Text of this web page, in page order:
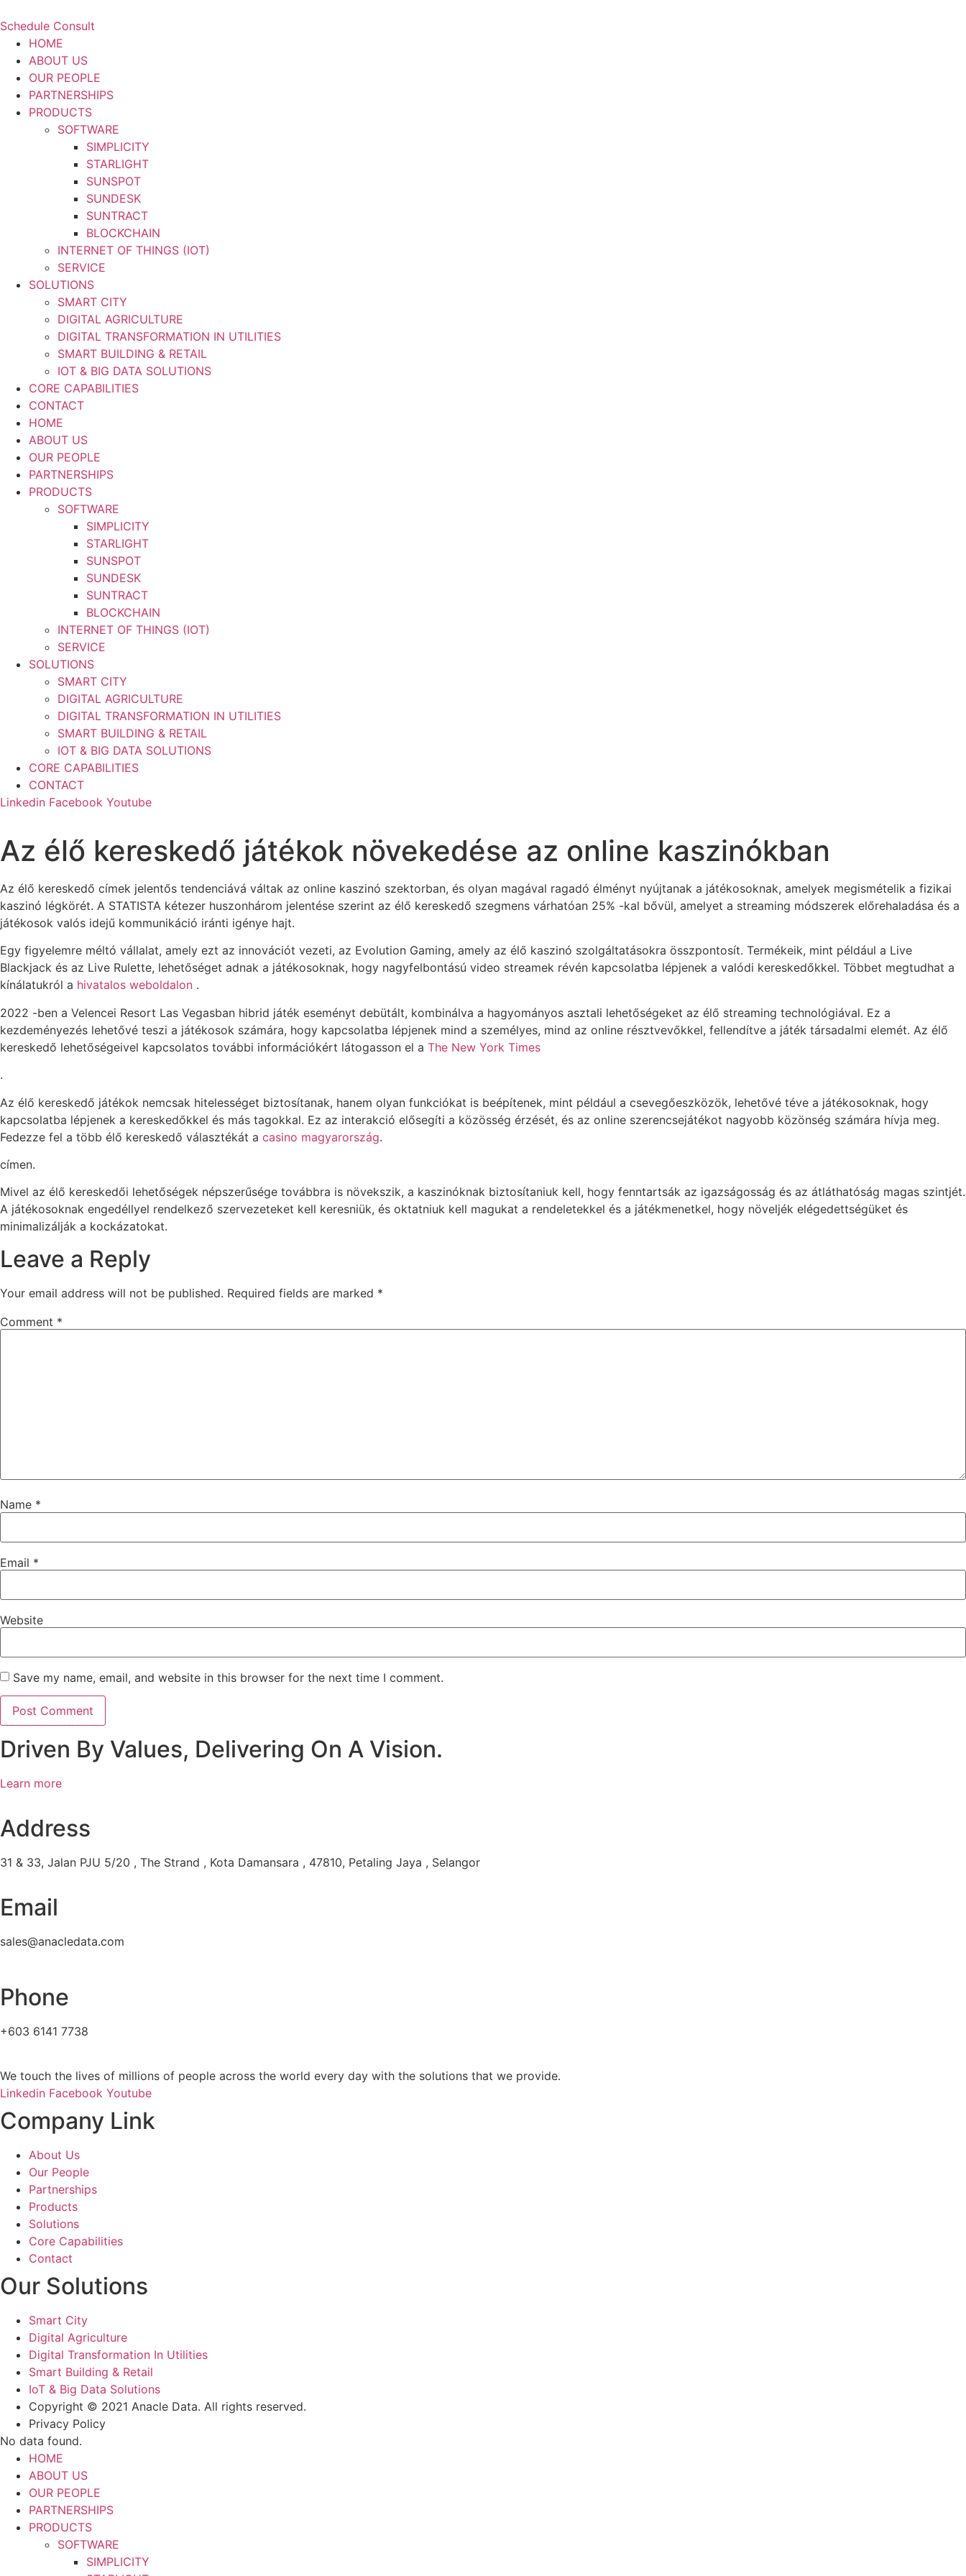
Schedule Consult
HOME
ABOUT US
OUR PEOPLE
PARTNERSHIPS
PRODUCTS
SOFTWARE
SIMPLICITY
STARLIGHT
SUNSPOT
SUNDESK
SUNTRACT
BLOCKCHAIN
INTERNET OF THINGS (IOT)
SERVICE
SOLUTIONS
SMART CITY
DIGITAL AGRICULTURE
DIGITAL TRANSFORMATION IN UTILITIES
SMART BUILDING & RETAIL
IOT & BIG DATA SOLUTIONS
CORE CAPABILITIES
CONTACT
HOME
ABOUT US
OUR PEOPLE
PARTNERSHIPS
PRODUCTS
SOFTWARE
SIMPLICITY
STARLIGHT
SUNSPOT
SUNDESK
SUNTRACT
BLOCKCHAIN
INTERNET OF THINGS (IOT)
SERVICE
SOLUTIONS
SMART CITY
DIGITAL AGRICULTURE
DIGITAL TRANSFORMATION IN UTILITIES
SMART BUILDING & RETAIL
IOT & BIG DATA SOLUTIONS
CORE CAPABILITIES
CONTACT
Linkedin Facebook Youtube
Az élő kereskedő játékok növekedése az online kaszinókban
Az élő kereskedő címek jelentős tendenciává váltak az online kaszinó szektorban, és olyan magával ragadó élményt nyújtanak a játékosoknak, amelyek megismételik a fizikai
kaszinó légkörét. A STATISTA kétezer huszonhárom jelentése szerint az élő kereskedő szegmens várhatóan 25% -kal bővül, amelyet a streaming módszerek előrehaladása és a
játékosok valós idejű kommunikáció iránti igénye hajt.
Egy figyelemre méltó vállalat, amely ezt az innovációt vezeti, az Evolution Gaming, amely az élő kaszinó szolgáltatásokra összpontosít. Termékeik, mint például a Live
Blackjack és az Live Rulette, lehetőséget adnak a játékosoknak, hogy nagyfelbontású video streamek révén kapcsolatba lépjenek a valódi kereskedőkkel. Többet megtudhat a
kínálatukról a hivatalos weboldalon .
2022 -ben a Velencei Resort Las Vegasban hibrid játék eseményt debütált, kombinálva a hagyományos asztali lehetőségeket az élő streaming technológiával. Ez a
kezdeményezés lehetővé teszi a játékosok számára, hogy kapcsolatba lépjenek mind a személyes, mind az online résztvevőkkel, fellendítve a játék társadalmi elemét. Az élő
kereskedő lehetőségeivel kapcsolatos további információkért látogasson el a The New York Times
.
Az élő kereskedő játékok nemcsak hitelességet biztosítanak, hanem olyan funkciókat is beépítenek, mint például a csevegőeszközök, lehetővé téve a játékosoknak, hogy
kapcsolatba lépjenek a kereskedőkkel és más tagokkal. Ez az interakció elősegíti a közösség érzését, és az online szerencsejátékot nagyobb közönség számára hívja meg.
Fedezze fel a több élő kereskedő választékát a casino magyarország.
címen.
Mivel az élő kereskedői lehetőségek népszerűsége továbbra is növekszik, a kaszinóknak biztosítaniuk kell, hogy fenntartsák az igazságosság és az átláthatóság magas szintjét.
A játékosoknak engedéllyel rendelkező szervezeteket kell keresniük, és oktatniuk kell magukat a rendeletekkel és a játékmenetkel, hogy növeljék elégedettségüket és
minimalizálják a kockázatokat.
Leave a Reply
Your email address will not be published. Required fields are marked *
Comment *
Name *
Email *
Website
Save my name, email, and website in this browser for the next time I comment.
Driven By Values, Delivering On A Vision.
Learn more
Address
31 & 33, Jalan PJU 5/20 , The Strand , Kota Damansara , 47810, Petaling Jaya , Selangor
Email
sales@anacledata.com
Phone
+603 6141 7738
We touch the lives of millions of people across the world every day with the solutions that we provide.
Linkedin Facebook Youtube
Company Link
About Us
Our People
Partnerships
Products
Solutions
Core Capabilities
Contact
Our Solutions
Smart City
Digital Agriculture
Digital Transformation In Utilities
Smart Building & Retail
IoT & Big Data Solutions
Copyright © 2021 Anacle Data. All rights reserved.
Privacy Policy
No data found.
HOME
ABOUT US
OUR PEOPLE
PARTNERSHIPS
PRODUCTS
SOFTWARE
SIMPLICITY